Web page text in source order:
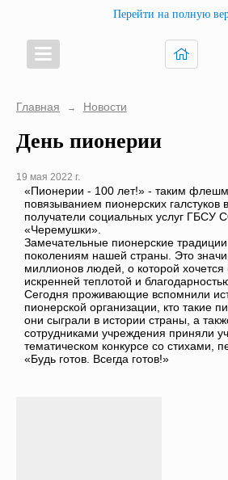
Перейти на полную
Главная → Новости
День пионерии
19 мая 2022 г.
«Пионерии - 100 лет!» - таким
повязыванием пионерских галстуков
получатели социальных услуг ГБСУ
«Черемушки».
Замечательные пионерские
поколениям нашей страны. Это
миллионов людей, о которой хочется
искренней теплотой и
Сегодня проживающие вспомнили
пионерской организации, кто такие
они сыграли в истории страны, а
сотрудниками учреждения приняли
тематическом конкурсе со стихами,
«Будь готов. Всегда готов!»